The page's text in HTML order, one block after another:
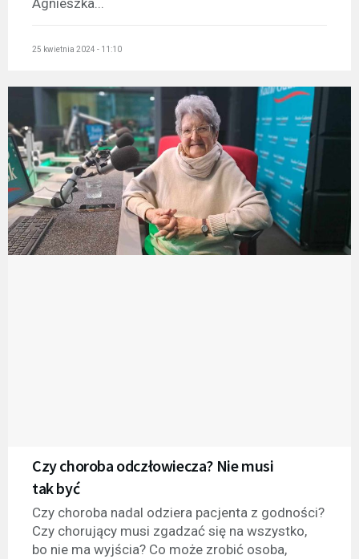
Agnieszka...
25 kwietnia 2024 - 11:10
Czy choroba odczłowiecza? Nie musi
tak być
Czy choroba nadal odziera pacjenta z godności?
Czy chorujący musi zgadzać się na wszystko,
bo nie ma wyjścia? Co może zrobić osoba,